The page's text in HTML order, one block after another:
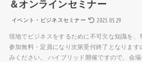
＆オンラインセミナー
イベント・ビジネスセミナー 2025.05.29
現地でビジネスをするために不可欠な知識を、
参加無料・定員になり次第受付終了となります
みください。 ハイブリッド開催ですので、会